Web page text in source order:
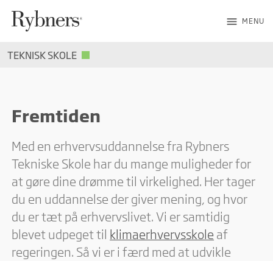
menu MENU
TEKNISK SKOLE
Fremtiden
Med en erhvervsuddannelse fra Rybners
Tekniske Skole har du mange muligheder for
at gøre dine drømme til virkelighed. Her tager
du en uddannelse der giver mening, og hvor
du er tæt på erhvervslivet. Vi er samtidig
blevet udpeget til klimaerhvervsskole af
regeringen. Så vi er i færd med at udvikle